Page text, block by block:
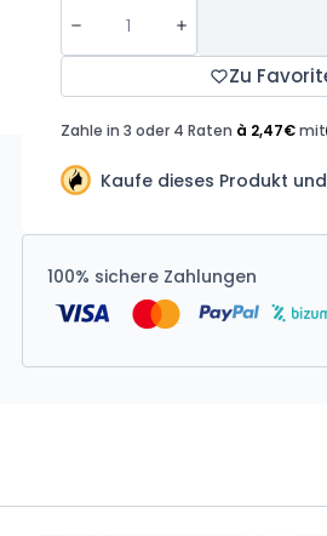
Zu
Kaufe dieses Produkt
100% sichere Zahlungen